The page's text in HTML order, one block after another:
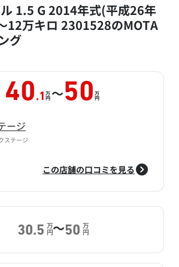
1.5 G 2014年式(平成26年
12万キロ 2301528のMOTA
グ
40 .1 万
円 ～50 万
円
ージ
ステージ
この店舗の口コミを見る
30.5 万
円～50 万
円